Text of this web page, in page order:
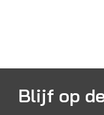
Blijf op